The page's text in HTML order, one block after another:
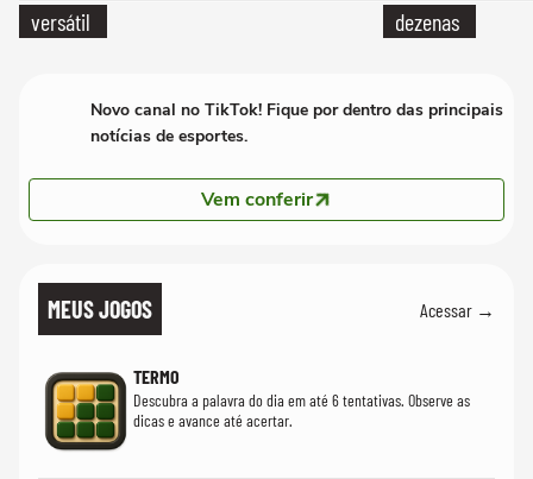
versátil
dezenas
Novo canal no TikTok! Fique por dentro das principais
notícias de esportes.
Vem conferir
MEUS JOGOS Acessar →
TERMO
Descubra a palavra do dia em até 6 tentativas. Observe as
dicas e avance até acertar.